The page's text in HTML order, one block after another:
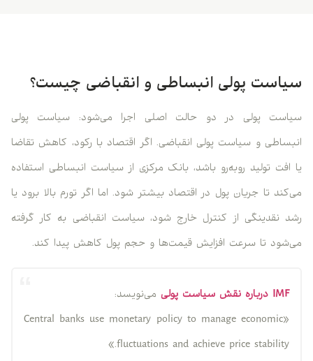
سیاست پولی انبساطی و انقباضی چیست؟
سیاست پولی در دو حالت اصلی اجرا می‌شود: سیاست پولی
انبساطی و سیاست پولی انقباضی. اگر اقتصاد با رکود، کاهش تقاضا
یا افت تولید روبه‌رو باشد، بانک مرکزی از سیاست انبساطی استفاده
می‌کند تا جریان پول در اقتصاد بیشتر شود. اما اگر تورم بالا برود یا
رشد نقدینگی از کنترل خارج شود، سیاست انقباضی به کار گرفته
می‌شود تا سرعت افزایش قیمت‌ها و حجم پول کاهش پیدا کند.
IMF درباره نقش سیاست پولی
می‌نویسد:
«Central banks use monetary policy to manage economic
fluctuations and achieve price stability.»